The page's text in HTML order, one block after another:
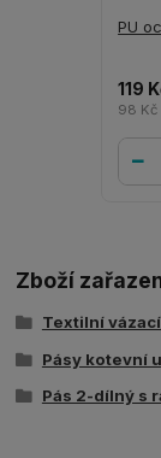
PU
119
98 Kč
Zboží
Textilní
Pásy kotevní
Pás 2-dílný s